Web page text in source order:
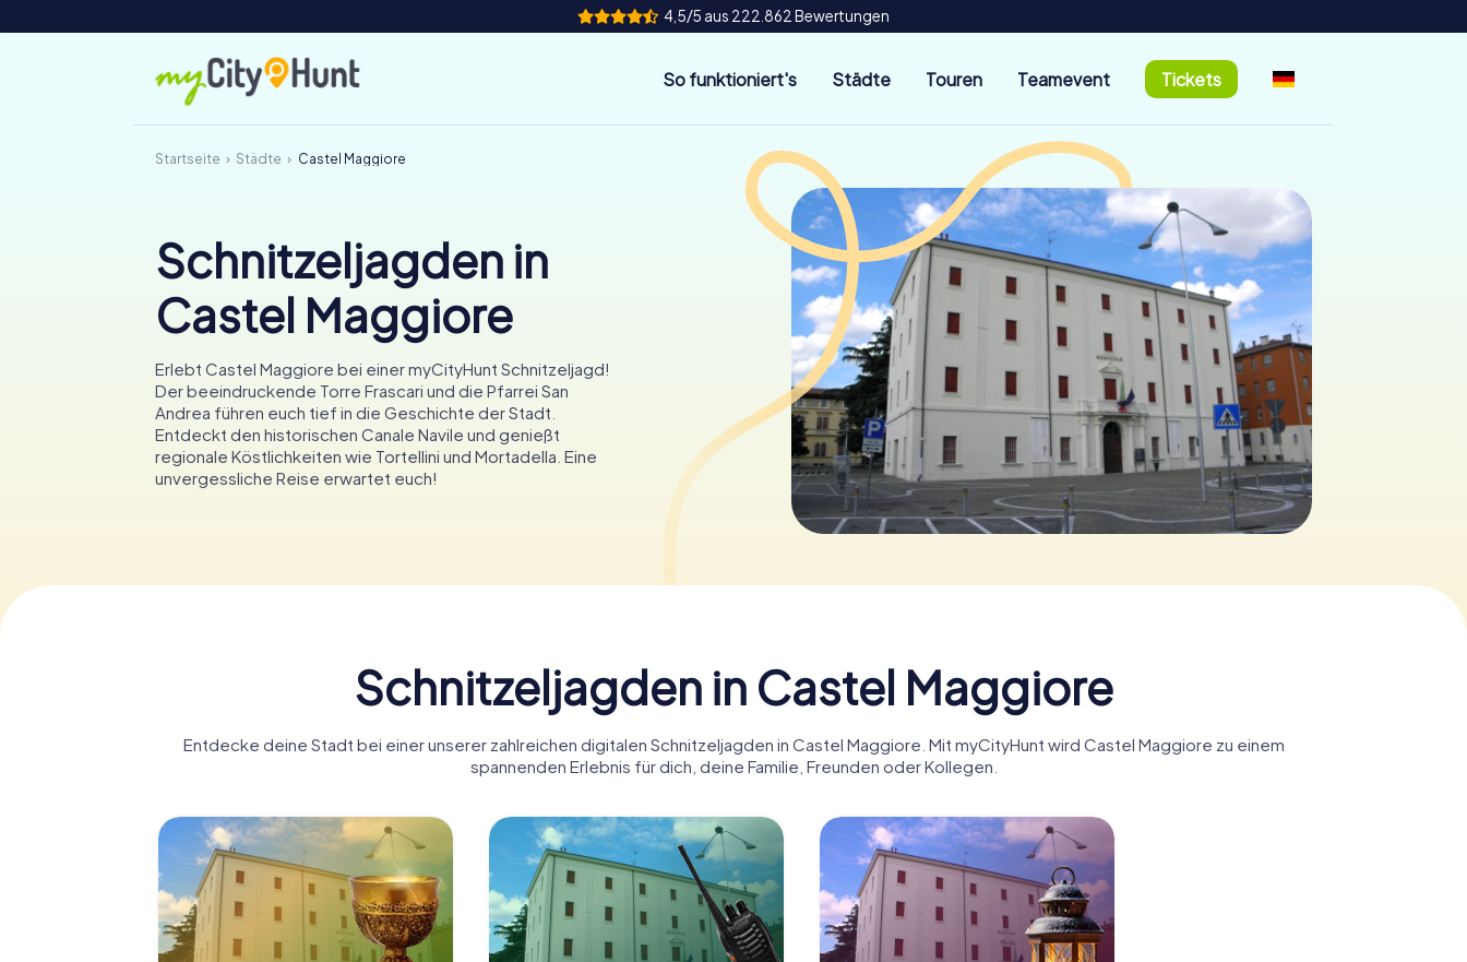
4,5/5 aus 222.862 Bewertungen
So funktioniert's Städte Touren Teamevent Tickets
Startseite Städte Castel Maggiore
Schnitzeljagden in
Castel Maggiore
Erlebt Castel Maggiore bei einer myCityHunt Schnitzeljagd!
Der beeindruckende Torre Frascari und die Pfarrei San
Andrea führen euch tief in die Geschichte der Stadt.
Entdeckt den historischen Canale Navile und genießt
regionale Köstlichkeiten wie Tortellini und Mortadella. Eine
unvergessliche Reise erwartet euch!
Schnitzeljagden in Castel Maggiore
Entdecke deine Stadt bei einer unserer zahlreichen digitalen Schnitzeljagden in Castel Maggiore. Mit myCityHunt wird Castel Maggiore zu einem
spannenden Erlebnis für dich, deine Familie, Freunden oder Kollegen.